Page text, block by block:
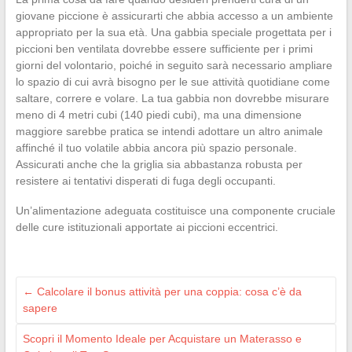
giovane piccione è assicurarti che abbia accesso a un ambiente
appropriato per la sua età. Una gabbia speciale progettata per i
piccioni ben ventilata dovrebbe essere sufficiente per i primi
giorni del volontario, poiché in seguito sarà necessario ampliare
lo spazio di cui avrà bisogno per le sue attività quotidiane come
saltare, correre e volare. La tua gabbia non dovrebbe misurare
meno di 4 metri cubi (140 piedi cubi), ma una dimensione
maggiore sarebbe pratica se intendi adottare un altro animale
affinché il tuo volatile abbia ancora più spazio personale.
Assicurati anche che la griglia sia abbastanza robusta per
resistere ai tentativi disperati di fuga degli occupanti.
Un’alimentazione adeguata costituisce una componente cruciale
delle cure istituzionali apportate ai piccioni eccentrici.
← Calcolare il bonus attività per una coppia: cosa c’è da
sapere
Scopri il Momento Ideale per Acquistare un Materasso e